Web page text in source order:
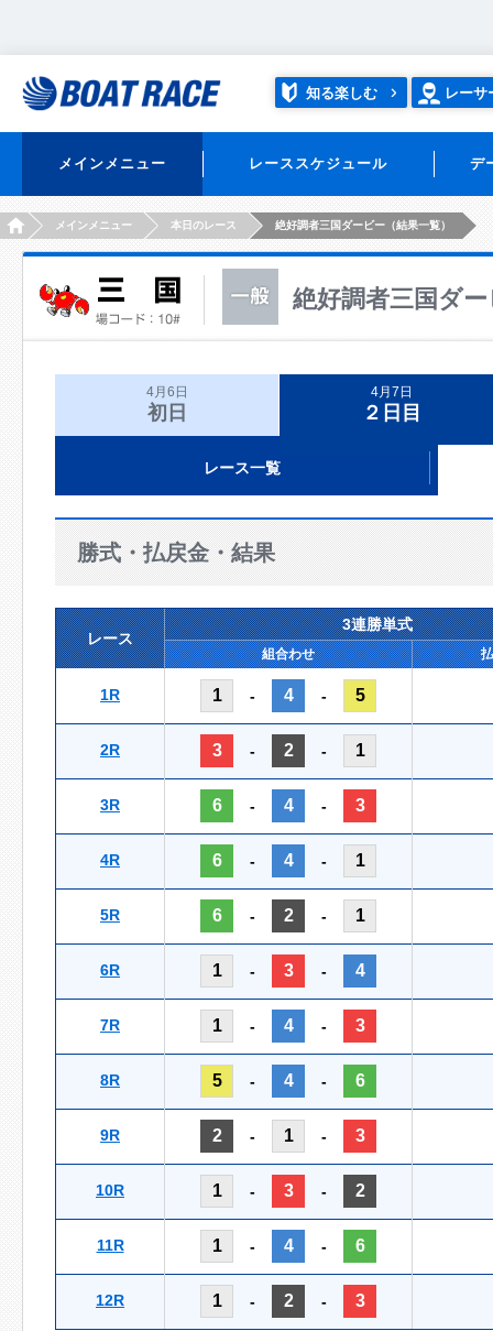
知る楽しむ レーサ
メインメニュー レーススケジュール デ
HOMEメインメニュー 本日のレース 絶好調者三国ダービー（結果一覧）
絶好調者三国ダ
4月6日
初日
4月7日
２日目
レース一覧
勝式・払戻金・結果
レース
3連勝単式
組合わせ
1R 1 - 4 - 5
2R 3 - 2 - 1
3R 6 - 4 - 3
4R 6 - 4 - 1
5R 6 - 2 - 1
6R 1 - 3 - 4
7R 1 - 4 - 3
8R 5 - 4 - 6
9R 2 - 1 - 3
10R 1 - 3 - 2
11R 1 - 4 - 6
12R 1 - 2 - 3